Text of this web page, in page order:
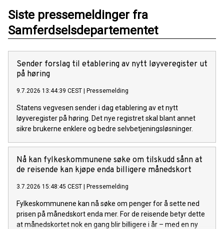
Siste pressemeldinger fra
Samferdselsdepartementet
Sender forslag til etablering av nytt løyveregister ut
på høring
9.7.2026 13:44:39 CEST Pressemelding
Statens vegvesen sender i dag etablering av et nytt
løyveregister på høring. Det nye registret skal blant annet
sikre brukerne enklere og bedre selvbetjeningsløsninger.
Nå kan fylkeskommunene søke om tilskudd sånn at
de reisende kan kjøpe enda billigere månedskort
3.7.2026 15:48:45 CEST Pressemelding
Fylkeskommunene kan nå søke om penger for å sette ned
prisen på månedskort enda mer. For de reisende betyr dette
at månedskortet nok en gang blir billigere i år – med en ny